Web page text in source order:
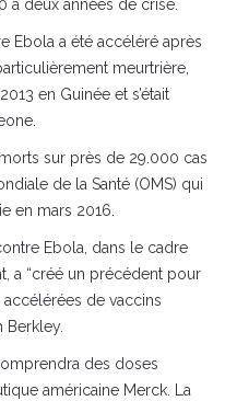
à deux années de crise.
Ebola a été accéléré après
meurtrière,
en Guinée et s’était
morts sur près de 29.000 cas
de la Santé (OMS) qui
en mars 2016.
Ebola, dans le cadre
a “créé un précédent pour
de vaccins
Berkley.
des doses
américaine Merck. La